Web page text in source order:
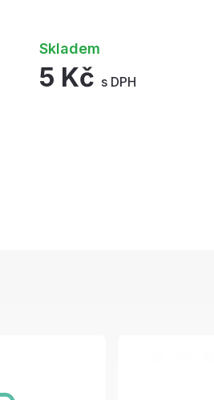
Skladem
5 Kč s DPH